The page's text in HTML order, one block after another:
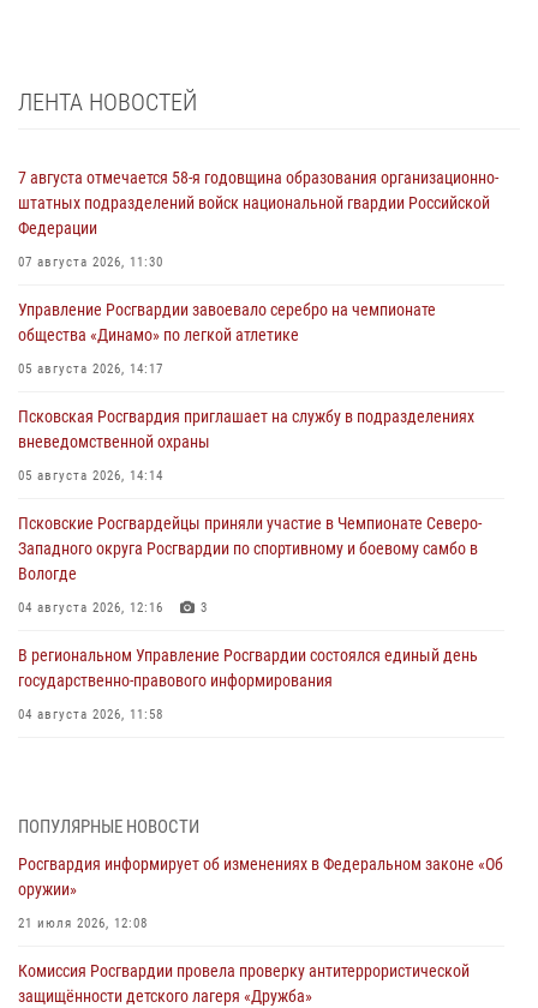
ЛЕНТА НОВОСТЕЙ
7 августа отмечается 58-я годовщина образования организационно-
штатных подразделений войск национальной гвардии Российской
Федерации
07 августа 2026, 11:30
Управление Росгвардии завоевало серебро на чемпионате
общества «Динамо» по легкой атлетике
05 августа 2026, 14:17
Псковская Росгвардия приглашает на службу в подразделениях
вневедомственной охраны
05 августа 2026, 14:14
Псковские Росгвардейцы приняли участие в Чемпионате Северо-
Западного округа Росгвардии по спортивному и боевому самбо в
Вологде
04 августа 2026, 12:16 3
В региональном Управление Росгвардии состоялся единый день
государственно-правового информирования
04 августа 2026, 11:58
03 августа 2026, 17:21
21 единицу оружия изъяли Псковские росгвардейцы за неделю
03 августа 2026, 14:10
безопасности во время празднования Дня ВДВ
ПОПУЛЯРНЫЕ НОВОСТИ
Росгвардия информирует об изменениях в Федеральном законе «Об
оружии»
21 июля 2026, 12:08
Комиссия Росгвардии провела проверку антитеррористической
защищённости детского лагеря «Дружба»